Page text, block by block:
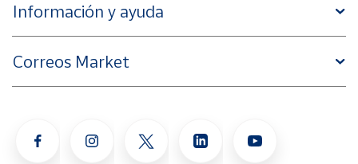
Información y ayuda
Correos Market